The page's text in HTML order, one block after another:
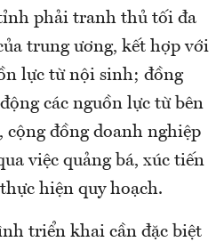
phải tranh thủ tối đa
trung ương, kết hợp với
lực từ nội sinh; đồng
các nguồn lực từ bên
cộng đồng doanh nghiệp
việc quảng bá, xúc tiến
hiện quy hoạch.
triển khai cần đặc biệt